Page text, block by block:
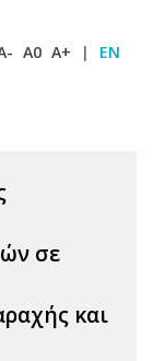
A0 A+ | EN
σε
και